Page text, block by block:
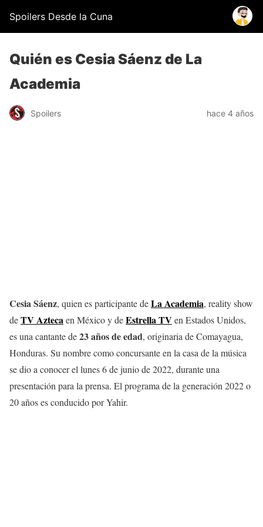
Spoilers Desde la Cuna
Quién es Cesia Sáenz de La
Academia
Spoilers hace 4 años
Cesia Sáenz, quien es participante deLa Academia, reality show
deTV Aztecaen México y deEstrella TVen Estados Unidos,
es una cantante de23 años de edad, originaria de Comayagua,
Honduras. Su nombre como concursante en la casa de la música
se dio a conocer el lunes 6 de junio de 2022, durante una
presentación para la prensa. El programa de la generación 2022 o
20 años es conducido por Yahir.